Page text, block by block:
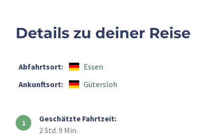
Details zu deiner Reise
Abfahrtsort:
Essen
Ankunftsort:
Gütersloh
Geschätzte Fahrtzeit:
2 Std. 9 Min.